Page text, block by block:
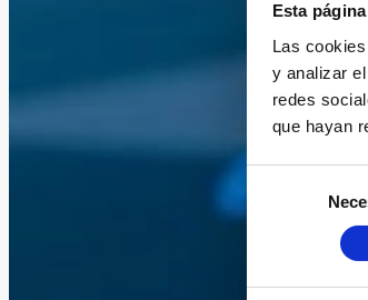
Esta
Las
y analizar
redes
que hayan
consentimiento